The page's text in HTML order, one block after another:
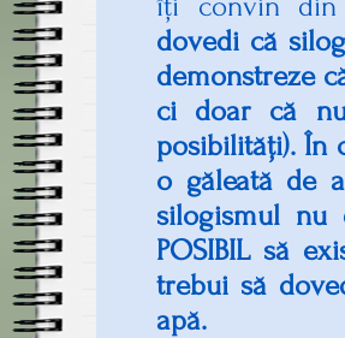
dovedi că
demonstreze
ci doar că
posibilități). În
o găleată de
silogismul nu
POSIBIL să
trebui să
apă.